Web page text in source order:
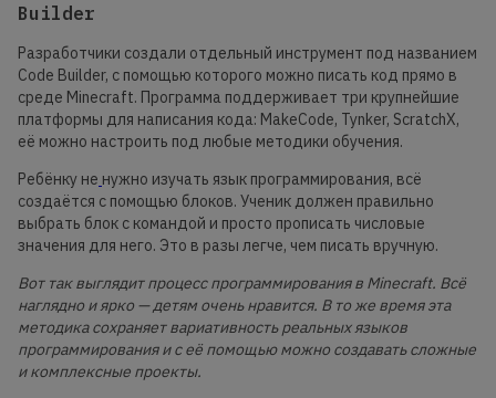
Builder
Разработчики создали отдельный инструмент под названием
Code Builder, с помощью которого можно писать код прямо в
среде Minecraft. Программа поддерживает три крупнейшие
платформы для написания кода: MakeCode, Tynker, ScratchX,
её можно настроить под любые методики обучения.
Ребёнку не нужно изучать язык программирования, всё
создаётся с помощью блоков. Ученик должен правильно
выбрать блок с командой и просто прописать числовые
значения для него. Это в разы легче, чем писать вручную.
Вот так выглядит процесс программирования в Minecraft. Всё
наглядно и ярко — детям очень нравится. В то же время эта
методика сохраняет вариативность реальных языков
программирования и с её помощью можно создавать сложные
и комплексные проекты.